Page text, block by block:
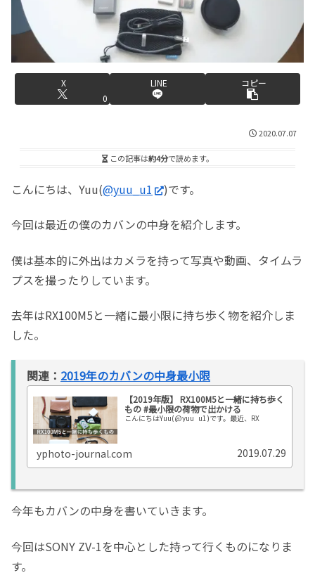
X
0
LINE コピー
2020.07.07
この記事は約4分で読めます。
こんにちは、Yuu(@yuu_u1 )です。
今回は最近の僕のカバンの中身を紹介します。
僕は基本的に外出はカメラを持って写真や動画、タイムラ
プスを撮ったりしています。
去年はRX100M5と一緒に最小限に持ち歩く物を紹介しま
した。
関連： 2019年のカバンの中身最小限
【2019年版】 RX100M5と一緒に持ち歩く
もの #最小限の荷物で出かける
こんにちはYuu(@yuu_u1)です。最近、RX
yphoto-journal.com 2019.07.29
今年もカバンの中身を書いていきます。
今回はSONY ZV-1を中心とした持って行くものになりま
す。